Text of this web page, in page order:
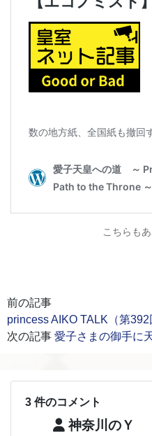
こちらも
前の記事
princess AIKO TALK（第
次の記事 愛子さまの御手に
3 件のコメント
神奈川のＹ